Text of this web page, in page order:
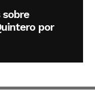
sobre
por